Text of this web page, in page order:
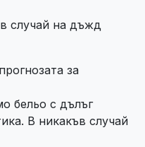
случай на дъжд
за
бельо с дълъг
В никакъв случай